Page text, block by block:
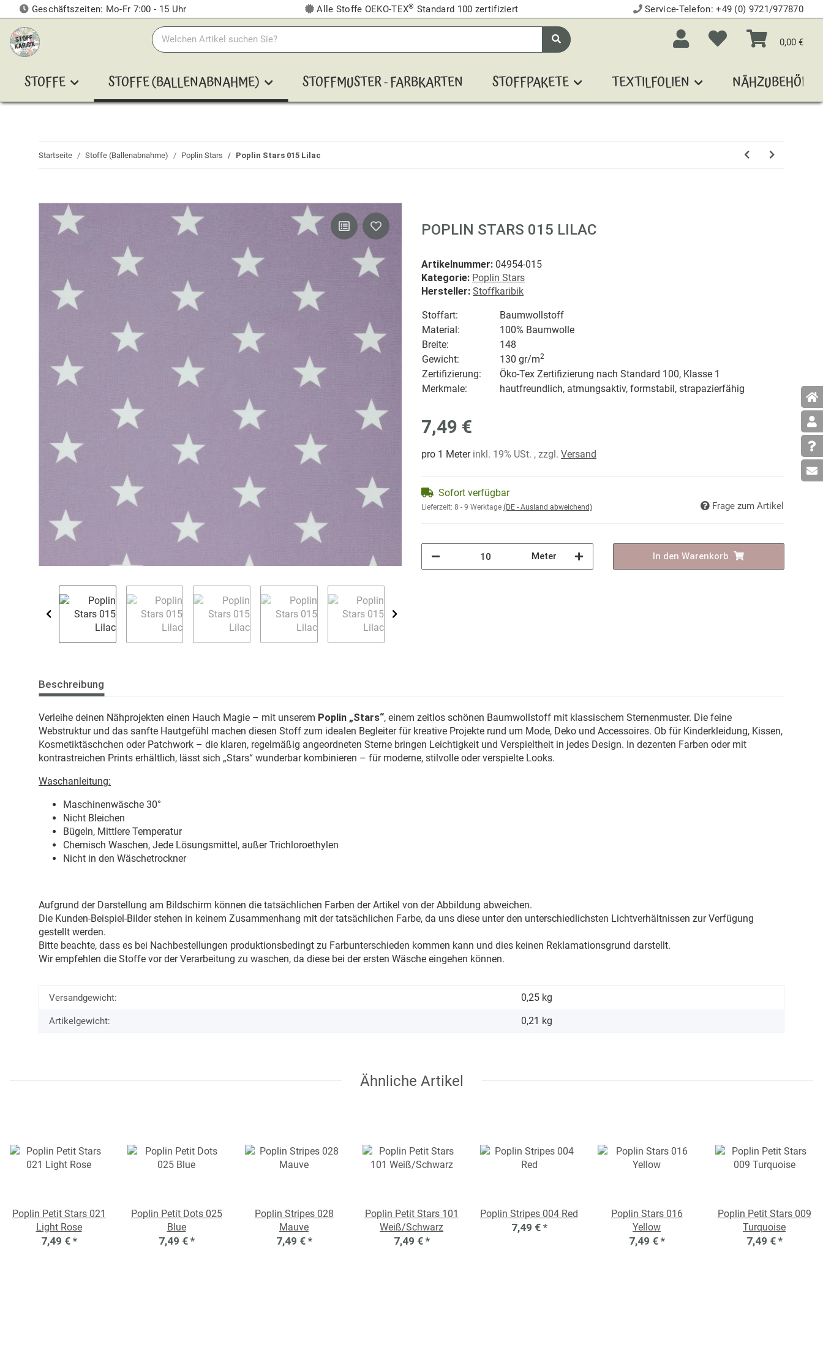
Geschäftszeiten: Mo-Fr 7:00 - 15 Uhr Alle Stoffe OEKO-TEX® Standard 100 zertifiziert Service-Telefon:+49 (0) 9721/977870
0,00 €
STOFFE STOFFE (BALLENABNAHME) STOFFMUSTER - FARBKARTEN STOFFPAKETE TEXTILFOLIEN NÄHZUBEHÖR
Startseite Stoffe (Ballenabnahme) Poplin Stars Poplin Stars 015 Lilac
POPLIN STARS 015 LILAC
Artikelnummer: 04954-015
Kategorie: Poplin Stars
Hersteller: Stoffkaribik
Stoffart:
Baumwollstoff
Material:
100% Baumwolle
Breite:
148
Gewicht:
130 gr/m2
Zertifizierung:
Öko-Tex Zertifizierung nach Standard 100, Klasse 1
Merkmale:
hautfreundlich, atmungsaktiv, formstabil, strapazierfähig
7,49 €
pro 1 Meter inkl. 19% USt. , zzgl. Versand
Sofort verfügbar
Lieferzeit: 8 - 9 Werktage (DE - Ausland abweichend) Frage zum Artikel
Meter In den Warenkorb
Beschreibung
Verleihe deinen Nähprojekten einen Hauch Magie – mit unserem Poplin „Stars“, einem zeitlos schönen Baumwollstoff mit klassischem Sternenmuster. Die feine
Webstruktur und das sanfte Hautgefühl machen diesen Stoff zum idealen Begleiter für kreative Projekte rund um Mode, Deko und Accessoires. Ob für Kinderkleidung, Kissen,
Kosmetiktäschchen oder Patchwork – die klaren, regelmäßig angeordneten Sterne bringen Leichtigkeit und Verspieltheit in jedes Design. In dezenten Farben oder mit
kontrastreichen Prints erhältlich, lässt sich „Stars“ wunderbar kombinieren – für moderne, stilvolle oder verspielte Looks.
Waschanleitung:
Maschinenwäsche 30°
Nicht Bleichen
Bügeln, Mittlere Temperatur
Chemisch Waschen, Jede Lösungsmittel, außer Trichloroethylen
Nicht in den Wäschetrockner
Aufgrund der Darstellung am Bildschirm können die tatsächlichen Farben der Artikel von der Abbildung abweichen.
Die Kunden-Beispiel-Bilder stehen in keinem Zusammenhang mit der tatsächlichen Farbe, da uns diese unter den unterschiedlichsten Lichtverhältnissen zur Verfügung
gestellt werden.
Bitte beachte, dass es bei Nachbestellungen produktionsbedingt zu Farbunterschieden kommen kann und dies keinen Reklamationsgrund darstellt.
Wir empfehlen die Stoffe vor der Verarbeitung zu waschen, da diese bei der ersten Wäsche eingehen können.
Versandgewicht: 0,25 kg
Artikelgewicht: 0,21 kg
Ähnliche Artikel
Poplin Petit Stars 021
Light Rose
7,49 € *
Poplin Petit Dots 025
Blue
7,49 € *
Poplin Stripes 028
Mauve
7,49 € *
Poplin Petit Stars 101
Weiß/Schwarz
7,49 € *
Poplin Stripes 004 Red
7,49 € *
Poplin Stars 016
Yellow
7,49 € *
Poplin Petit Stars 009
Turquoise
7,49 € *